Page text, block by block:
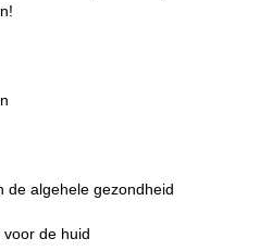
de algehele gezondheid
de huid